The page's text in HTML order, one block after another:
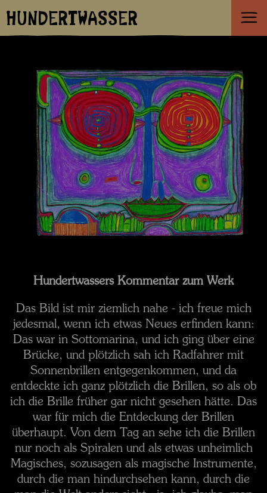
HUNDERTWASSER
Hundertwassers Kommentar zum Werk
Das Bild ist mir ziemlich nahe - ich freue mich
jedesmal, wenn ich etwas Neues erfinden kann:
Das war in Sottomarina, und ich ging über eine
Brücke, und plötzlich sah ich Radfahrer mit
Sonnenbrillen entgegenkommen, und da
entdeckte ich ganz plötzlich die Brillen, so als ob
ich die Brille früher gar nicht gesehen hätte. Das
war für mich die Entdeckung der Brillen
überhaupt. Von dem Tag an sehe ich die Brillen
nur noch als Spiralen und als etwas unheimlich
Magisches, sozusagen als magische Instrumente,
durch die man hindurchsehen kann, durch die